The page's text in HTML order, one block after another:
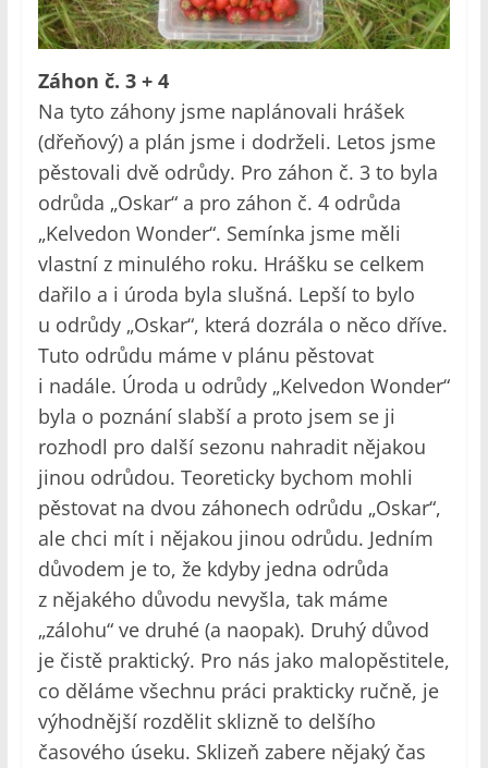
Záhon č. 3 + 4
Na tyto záhony jsme naplánovali hrášek
(dřeňový) a plán jsme i dodrželi. Letos jsme
pěstovali dvě odrůdy. Pro záhon č. 3 to byla
odrůda „Oskar“ a pro záhon č. 4 odrůda
„Kelvedon Wonder“. Semínka jsme měli
vlastní z minulého roku. Hrášku se celkem
dařilo a i úroda byla slušná. Lepší to bylo
u odrůdy „Oskar“, která dozrála o něco dříve.
Tuto odrůdu máme v plánu pěstovat
i nadále. Úroda u odrůdy „Kelvedon Wonder“
byla o poznání slabší a proto jsem se ji
rozhodl pro další sezonu nahradit nějakou
jinou odrůdou. Teoreticky bychom mohli
pěstovat na dvou záhonech odrůdu „Oskar“,
ale chci mít i nějakou jinou odrůdu. Jedním
důvodem je to, že kdyby jedna odrůda
z nějakého důvodu nevyšla, tak máme
„zálohu“ ve druhé (a naopak). Druhý důvod
je čistě praktický. Pro nás jako malopěstitele,
co děláme všechnu práci prakticky ručně, je
výhodnější rozdělit sklizně to delšího
časového úseku. Sklizeň zabere nějaký čas